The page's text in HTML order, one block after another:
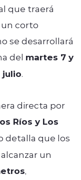
que traerá
corto
se desarrollará
del martes 7 y
julio.
directa por
Ríos y Los
detalla que los
un
,